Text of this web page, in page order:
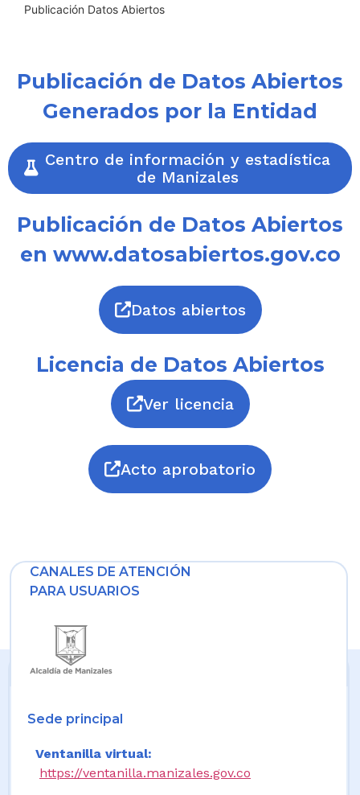
Publicación Datos Abiertos
Publicación de Datos Abiertos
Generados por la Entidad
Centro de información y estadística
de Manizales
Publicación de Datos Abiertos
en www.datosabiertos.gov.co
Datos abiertos
Licencia de Datos Abiertos
Ver licencia
Acto aprobatorio
CANALES DE ATENCIÓN
PARA USUARIOS
Sede principal
Ventanilla virtual:
https://ventanilla.manizales.gov.co